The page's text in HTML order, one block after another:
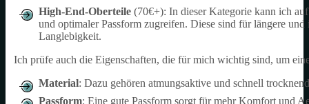
High-End-Oberteile (70€+): In dieser Kategorie kann ich
und optimaler Passform zugreifen. Diese sind für längere
Langlebigkeit.
Ich prüfe auch die Eigenschaften, die für mich wichtig sind, um
Material: Dazu gehören atmungsaktive und schnell
Passform: Eine gute Passform sorgt für mehr Komfort und